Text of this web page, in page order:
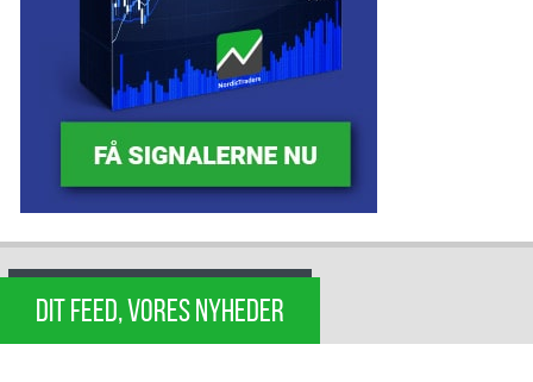
DIT FEED, VORES NYHEDER